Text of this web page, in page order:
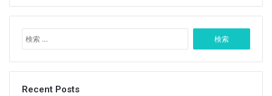
索
:
Recent Posts